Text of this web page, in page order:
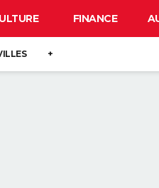
FINANCE
+